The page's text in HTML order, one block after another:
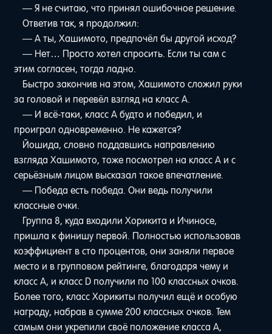
— Я не считаю, что принял ошибочное решение.
Ответив так, я продолжил:
— А ты, Хашимото, предпочёл бы другой исход?
— Нет… Просто хотел спросить. Если ты сам с
этим согласен, тогда ладно.
Быстро закончив на этом, Хашимото сложил руки
за головой и перевёл взгляд на класс A.
— И всё-таки, класс A будто и победил, и
проиграл одновременно. Не кажется?
Йошида, словно поддавшись направлению
взгляда Хашимото, тоже посмотрел на класс A и с
серьёзным лицом высказал такое впечатление.
— Победа есть победа. Они ведь получили
классные очки.
Группа 8, куда входили Хорикита и Ичиносе,
пришла к финишу первой. Полностью использовав
коэффициент в сто процентов, они заняли первое
место и в групповом рейтинге, благодаря чему и
класс A, и класс D получили по 100 классных очков.
Более того, класс Хорикиты получил ещё и особую
награду, набрав в сумме 200 классных очков. Тем
самым они укрепили своё положение класса A,